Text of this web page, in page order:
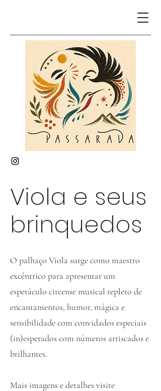
Viola e seus
brinquedos
O palhaço Viola surge como maestro
excêntrico para apresentar um
espetáculo circense musical repleto de
encantamentos, humor, mágica e
sensibilidade com convidados especiais
(in)esperados com números arriscados e
brilhantes.
Mais imagens e detalhes visite